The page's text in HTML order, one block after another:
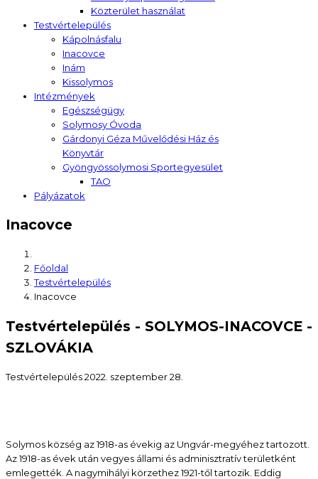
Közterület használat
Testvértelepülés
Kápolnásfalu
Inacovce
Inám
Kissolymos
Intézmények
Egészségügy
Solymosy Óvoda
Gárdonyi Géza Művelődési Ház és
Könyvtár
Gyöngyössolymosi Sportegyesület
TAO
Pályázatok
Inacovce
Főoldal
Testvértelepülés
Inacovce
Testvértelepülés - SOLYMOS-INACOVCE -
SZLOVÁKIA
Testvértelepülés2022. szeptember 28.
Solymos község az 1918-as évekig az Ungvár-megyéhez tartozott.
Az 1918-as évek után vegyes állami és adminisztratív területként
emlegették. A nagymihályi körzethez 1921-től tartozik. Eddig